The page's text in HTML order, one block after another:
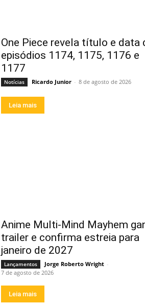
One Piece revela título e data
episódios 1174, 1175, 1176 e
1177
Notícias Ricardo Junior - 8 de agosto de 2026
Leia mais
Anime Multi-Mind Mayhem
trailer e confirma estreia para
janeiro de 2027
Lançamentos Jorge Roberto Wright -
7 de agosto de 2026
Leia mais